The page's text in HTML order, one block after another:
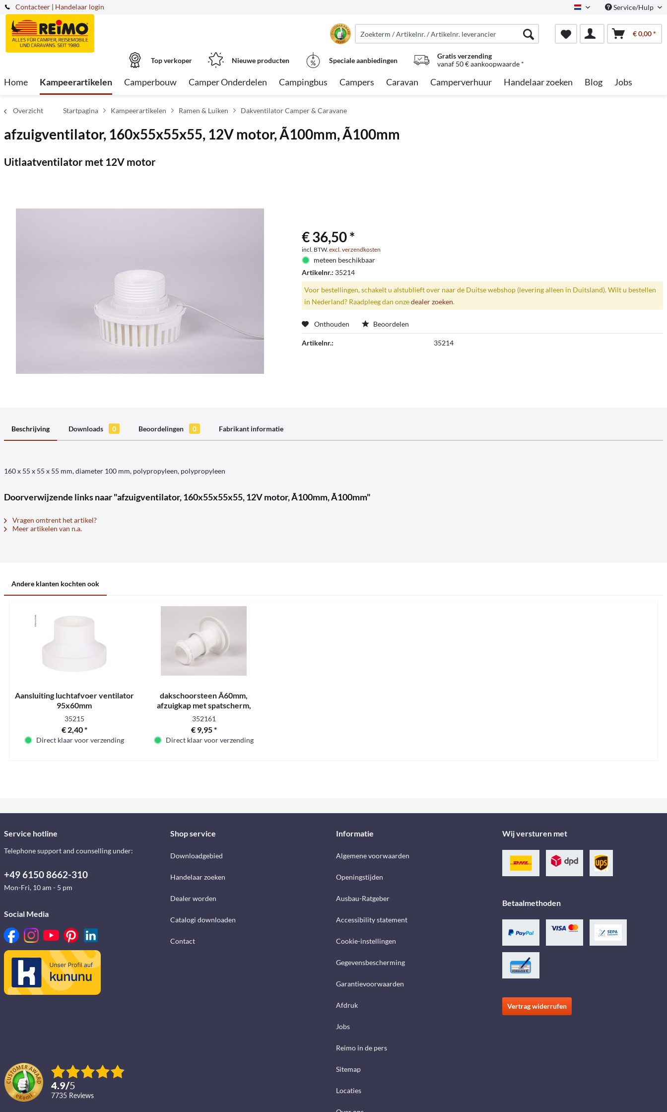
Contacteer Dutch Service/Hulp
| Handelaar login
€ 0,00 *
Top verkoper Nieuwe producten Speciale aanbiedingen
Gratis verzending
vanaf 50 € aankoopwaarde *
Home Kampeerartikelen Camperbouw Camper Onderdelen Campingbus Campers Caravan Camperverhuur Handelaar zoeken Blog Jobs
Overzicht Startpagina Kampeerartikelen Ramen & Luiken Dakventilator Camper & Caravane
afzuigventilator, 160x55x55x55, 12V motor, Ã100mm, Ã100mm
Uitlaatventilator met 12V motor
€ 36,50 *
incl. BTW.excl. verzendkosten
meteen beschikbaar
Artikelnr.: 35214
Voor bestellingen, schakelt u alstublieft over naar de Duitse webshop (levering alleen in Duitsland). Wilt u bestellen
in Nederland? Raadpleeg dan onzedealer zoeken.
Onthouden Beoordelen
Artikelnr.: 35214
Beschrijving Downloads 0 Beoordelingen 0 Fabrikant informatie
160 x 55 x 55 x 55 mm, diameter 100 mm, polypropyleen, polypropyleen
Doorverwijzende links naar "afzuigventilator, 160x55x55x55, 12V motor, Ã100mm, Ã100mm"
Vragen omtrent het artikel?
Meer artikelen van n.a.
Andere klanten kochten ook
Aansluiting luchtafvoer ventilator
95x60mm
35215
€ 2,40 *
Direct klaar voor verzending
dakschoorsteen Ã60mm,
afzuigkap met spatscherm,
dakschoorsteen Ã60mm, afzuigka
352161
€ 9,95 *
Direct klaar voor verzending
Service hotline
Telephone support and counselling under:
+49 6150 8662-310
Mon-Fri, 10 am - 5 pm
Social Media
4.9/5
7735 reviews
Shop service
Downloadgebied
Handelaar zoeken
Dealer worden
Catalogi downloaden
Contact
Informatie
Algemene voorwaarden
Openingstijden
Ausbau-Ratgeber
Accessibility statement
Cookie-instellingen
Gegevensbescherming
Garantievoorwaarden
Afdruk
Jobs
Reimo in de pers
Sitemap
Locaties
Wij versturen met
Betaalmethoden
Vertrag widerrufen